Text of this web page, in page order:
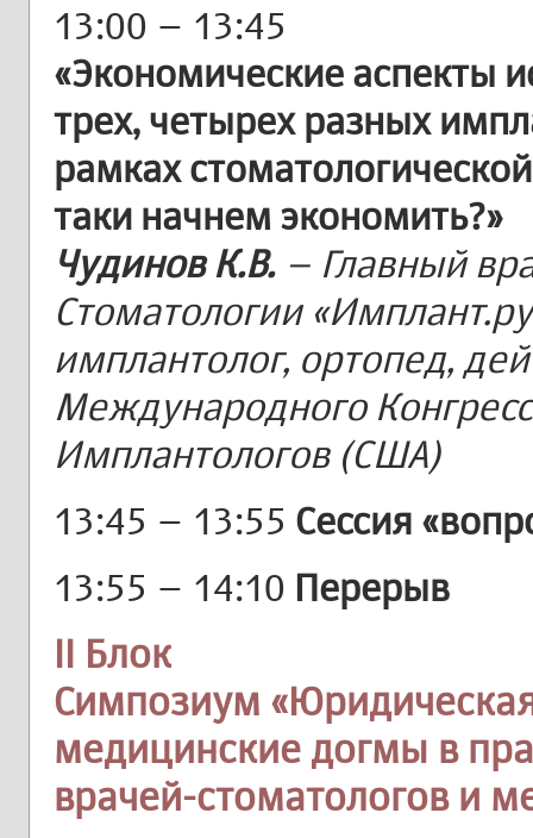
13:00 – 13:45
«Экономические аспекты
трех, четырех разных
рамках
таки начнем экономить?»
Чудинов К.В.– Главный
Стоматологии
имплантолог, ортопед,
Международного
Имплантологов (США)
13:45 – 13:55 Сессия
13:55 – 14:10 Перерыв
II Блок
Симпозиум
медицинские догмы в
врачей-стоматологов и